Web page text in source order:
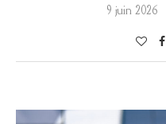
9 juin 2026